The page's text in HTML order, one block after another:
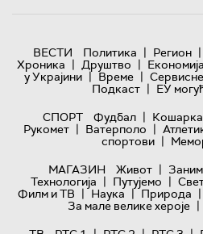
ВЕСТИ Политика | Регион |
Хроника | Друштво | Економија
у Украјини | Време |
Подкаст | ЕУ
СПОРТ
Фудбал | Кошарка
Рукомет | Ватерполо |
спортови |
МАГАЗИН
Живот |
Технологијa | Путујемо |
Филм и ТВ | Наука | Природа |
За мале велике хероје |